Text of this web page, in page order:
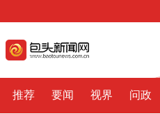
推荐 要闻 视界 问政